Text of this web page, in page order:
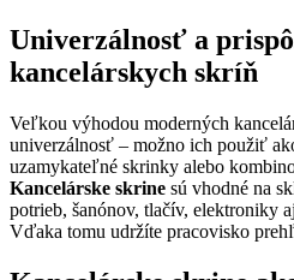
Univerzálnosť a
kancelárskych skríň
Veľkou výhodou moderných
univerzálnosť – možno ich použiť
uzamykateľné skrinky alebo
Kancelárske skrine sú vhodné na
potrieb, šanónov, tlačív, elektroniky
Vďaka tomu udržíte pracovisko